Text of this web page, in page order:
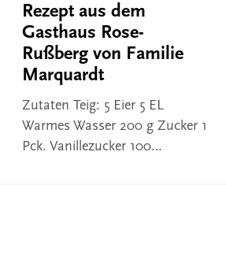
Rezept aus dem
Gasthaus Rose-
Rußberg von Familie
Marquardt
Zutaten Teig: 5 Eier 5 EL
Warmes Wasser 200 g Zucker 1
Pck. Vanillezucker 100…